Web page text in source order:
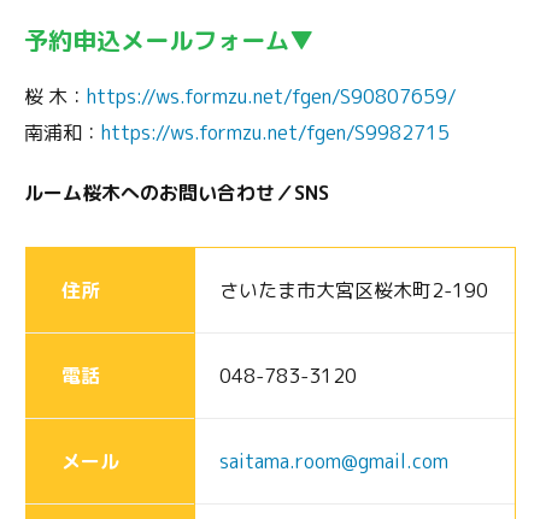
予約申込メールフォーム▼
桜 木： https://ws.formzu.net/fgen/S90807659/
南浦和： https://ws.formzu.net/fgen/S9982715
ルーム桜木へのお問い合わせ／SNS
住所 さいたま市大宮区桜木町2-190
電話 048-783-3120
メール saitama.room@gmail.com